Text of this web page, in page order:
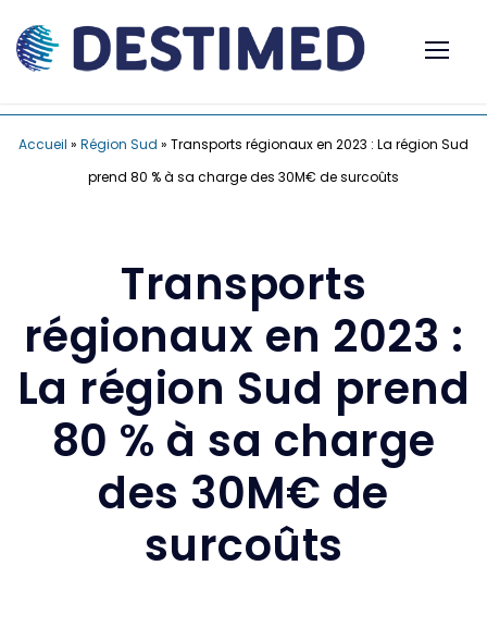
Accueil » Région Sud » Transports régionaux en 2023 : La région Sud
prend 80 % à sa charge des 30M€ de surcoûts
Transports
régionaux en 2023 :
La région Sud prend
80 % à sa charge
des 30M€ de
surcoûts